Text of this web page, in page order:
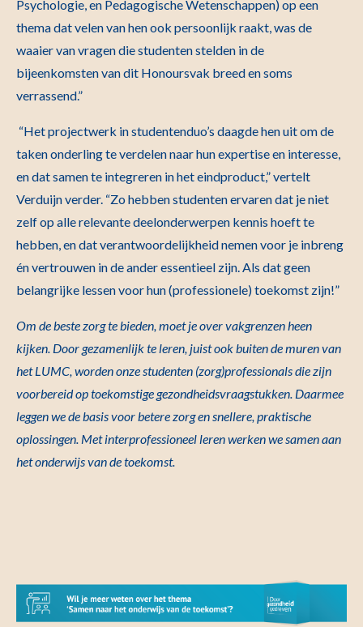
Psychologie, en Pedagogische Wetenschappen) op een
thema dat velen van hen ook persoonlijk raakt, was de
waaier van vragen die studenten stelden in de
bijeenkomsten van dit Honoursvak breed en soms
verrassend.”
“Het projectwerk in studentenduo’s daagde hen uit om de
taken onderling te verdelen naar hun expertise en interesse,
en dat samen te integreren in het eindproduct,” vertelt
Verduijn verder. “Zo hebben studenten ervaren dat je niet
zelf op alle relevante deelonderwerpen kennis hoeft te
hebben, en dat verantwoordelijkheid nemen voor je inbreng
én vertrouwen in de ander essentieel zijn. Als dat geen
belangrijke lessen voor hun (professionele) toekomst zijn!”
Om de beste zorg te bieden, moet je over vakgrenzen heen
kijken. Door gezamenlijk te leren, juist ook buiten de muren van
het LUMC, worden onze studenten (zorg)professionals die zijn
voorbereid op toekomstige gezondheidsvraagstukken. Daarmee
leggen we de basis voor betere zorg en snellere, praktische
oplossingen. Met interprofessioneel leren werken we samen aan
het onderwijs van de toekomst.